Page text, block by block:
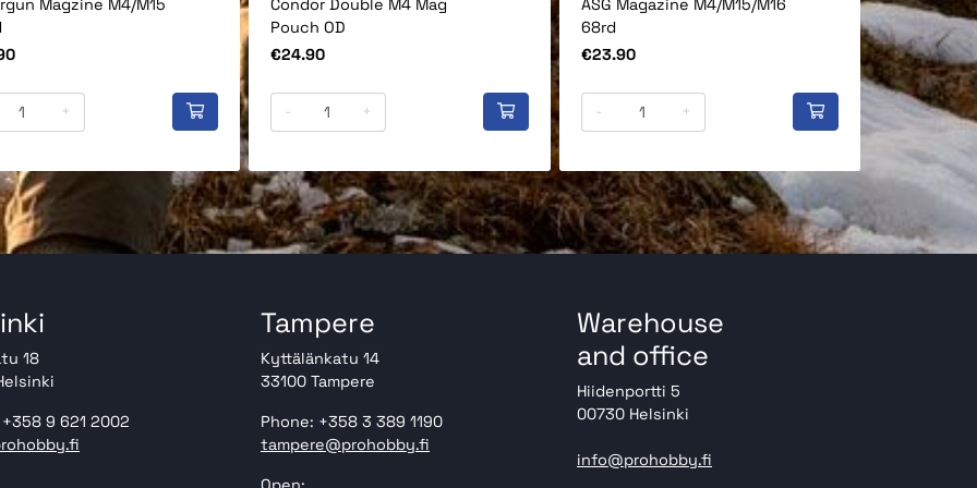
Magzine M4/M15
+
Condor Double M4 Mag
Pouch OD
Price
€24.90
- +
ASG Magazine M4/M15/M16
68rd
Price
€23.90
- +
Diablo
Price
€35.90
-
18
9 621 2002
Tampere
Kyttälänkatu 14
33100 Tampere
Phone: +358 3 389 1190
tampere@prohobby.fi
Warehouse
and office
Hiidenportti 5
00730 Helsinki
info@prohobby.fi